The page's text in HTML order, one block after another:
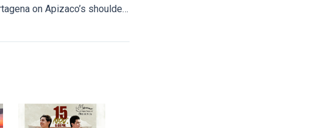
Andy Cartagena on Apizaco’s shoulders